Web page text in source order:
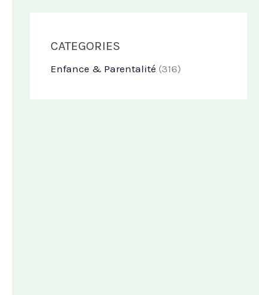
CATEGORIES
Enfance & Parentalité (316)